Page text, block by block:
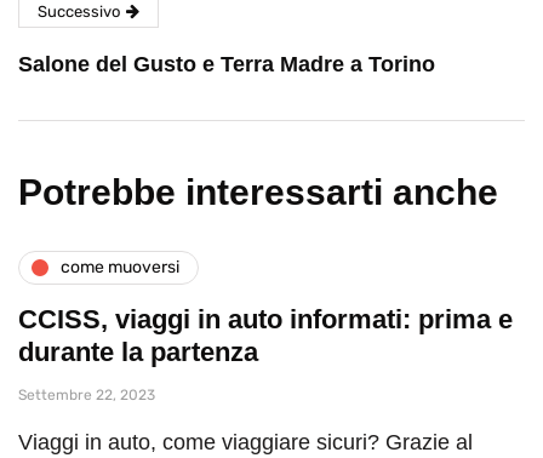
Successivo
Salone del Gusto e Terra Madre a Torino
Potrebbe interessarti anche
come muoversi
CCISS, viaggi in auto informati: prima e
durante la partenza
Settembre 22, 2023
Viaggi in auto, come viaggiare sicuri? Grazie al